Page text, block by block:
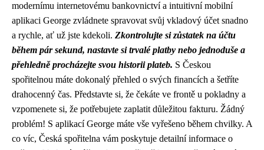
modernímu internetovému bankovnictví a intuitivní mobilní
aplikaci George zvládnete spravovat svůj vkladový účet snadno
a rychle, ať už jste kdekoli. Zkontrolujte si zůstatek na účtu
během pár sekund, nastavte si trvalé platby nebo jednoduše a
přehledně procházejte svou historii plateb. S Českou
spořitelnou máte dokonalý přehled o svých financích a šetříte
drahocenný čas. Představte si, že čekáte ve frontě u pokladny a
vzpomenete si, že potřebujete zaplatit důležitou fakturu. Žádný
problém! S aplikací George máte vše vyřešeno během chvilky. A
co víc, Česká spořitelna vám poskytuje detailní informace o